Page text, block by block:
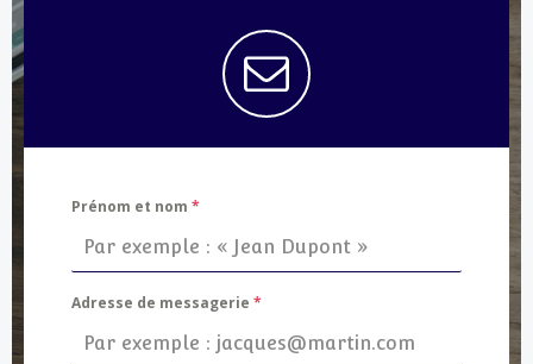
Prénom et nom *
Adresse de messagerie *